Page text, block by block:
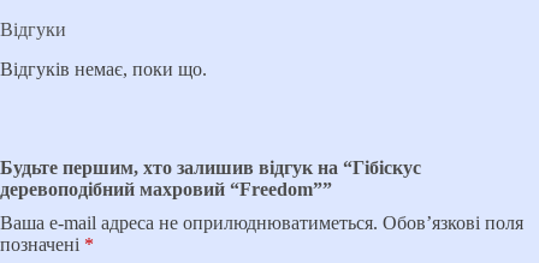
Відгуки
Відгуків немає, поки що.
Будьте першим, хто залишив відгук на “Гібіскус
деревоподібний махровий “Freedom””
Ваша e-mail адреса не оприлюднюватиметься. Обов’язкові поля
позначені *